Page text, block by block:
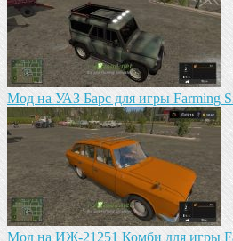
Mод на УАЗ Барс для игры Farming
Мод на ИЖ-21251 Комби для игры